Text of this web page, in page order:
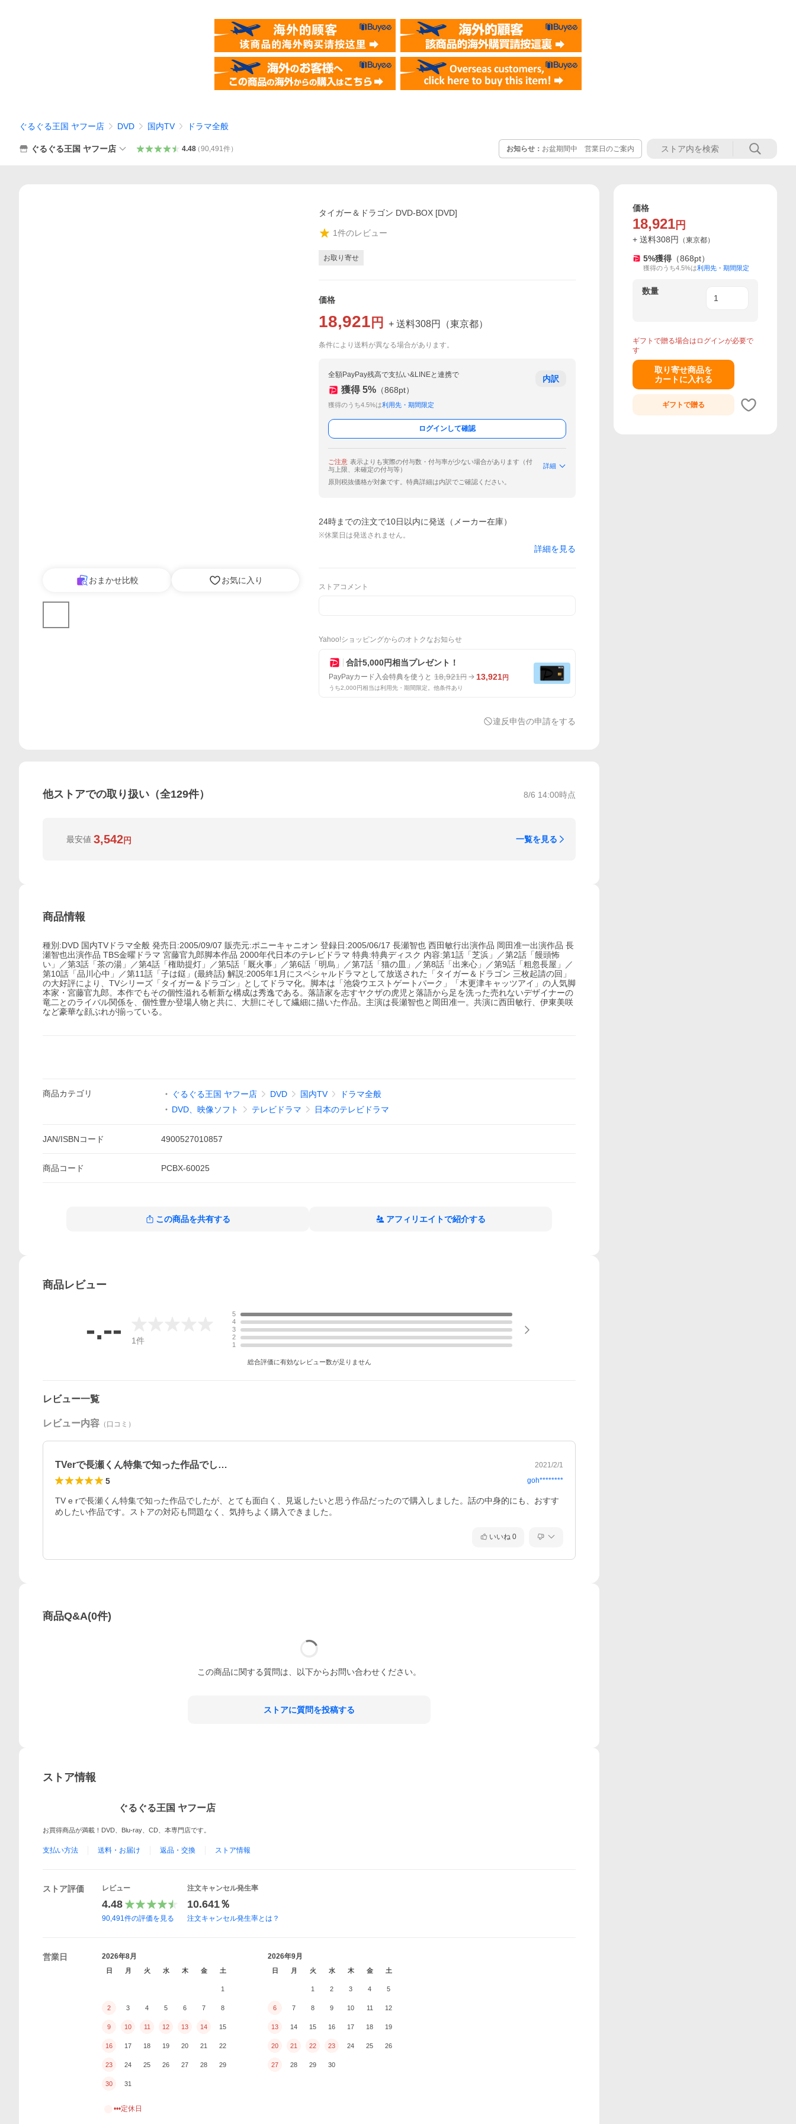
ぐるぐる王国 ヤフー店 DVD 国内TV ドラマ全般
ぐるぐる王国 ヤフー店 4.48（90,491件） お知らせ： お盆期間中 営業日のご案内
おまかせ比較 お気に入り
タイガー＆ドラゴン DVD-BOX [DVD]
1件のレビュー
お取り寄せ
価格
18,921 円 + 送料308円 （東京都）
条件により送料が異なる場合があります。
全額PayPay残高で支払い&LINEと連携で
獲得 5% （868pt）
獲得のうち4.5%は利用先・期間限定
内訳
ログインして確認
ご注意 表示よりも実際の付与数・付与率が少ない場合があります（付
与上限、未確定の付与等）
詳細
原則税抜価格が対象です。特典詳細は内訳でご確認ください。
24時までの注文で10日以内に発送（メーカー在庫）
※休業日は発送されません。
詳細を見る
ストアコメント
Yahoo!ショッピングからのオトクなお知らせ
合計5,000円相当プレゼント！
PayPayカード入会特典を使うと 18,921円 13,921円
うち2,000円相当は利用先・期間限定。他条件あり
違反申告の申請をする
他ストアでの取り扱い（全129件） 8/6 14:00時点
最安値 3,542円 一覧を見る
商品情報
種別:DVD 国内TVドラマ全般 発売日:2005/09/07 販売元:ポニーキャニオン 登録日:2005/06/17 長瀬智也 西田敏行出演作品 岡田准一出演作品 長
瀬智也出演作品 TBS金曜ドラマ 宮藤官九郎脚本作品 2000年代日本のテレビドラマ 特典:特典ディスク 内容:第1話「芝浜」／第2話「饅頭怖
い」／第3話「茶の湯」／第4話「権助提灯」／第5話「厩火事」／第6話「明烏」／第7話「猫の皿」／第8話「出来心」／第9話「粗忽長屋」／
第10話「品川心中」／第11話「子は鎹」(最終話) 解説:2005年1月にスペシャルドラマとして放送された「タイガー＆ドラゴン 三枚起請の回」
の大好評により、TVシリーズ「タイガー＆ドラゴン」としてドラマ化。脚本は「池袋ウエストゲートパーク」「木更津キャッツアイ」の人気脚
本家・宮藤官九郎。本作でもその個性溢れる斬新な構成は秀逸である。落語家を志すヤクザの虎児と落語から足を洗った売れないデザイナーの
竜二とのライバル関係を、個性豊か登場人物と共に、大胆にそして繊細に描いた作品。主演は長瀬智也と岡田准一。共演に西田敏行、伊東美咲
など豪華な顔ぶれが揃っている。
商品カテゴリ ぐるぐる王国 ヤフー店 DVD 国内TV
ドラマ全般
DVD、映像ソフト
テレビドラマ 日本のテレビドラマ
JAN/ISBNコード 4900527010857
商品コード PCBX-60025
この商品を共有する アフィリエイトで紹介する
商品レビュー
-.-- 1件
5
4
3
2
1
総合評価に有効なレビュー数が足りません
レビュー一覧
レビュー内容 （口コミ）
TVerで長瀬くん特集で知った作品でし… 2021/2/1
5 goh********
TV e rで長瀬くん特集で知った作品でしたが、とても面白く、見返したいと思う作品だったので購入しました。話の中身的にも、おすす
めしたい作品です。ストアの対応も問題なく、気持ちよく購入できました。
いいね 0
商品Q&A(0件)
この商品に関する質問は、以下からお問い合わせください。
ストアに質問を投稿する
ストア情報
ぐるぐる王国 ヤフー店
お買得商品が満載！DVD、Blu-ray、CD、本専門店です。
支払い方法 送料・お届け 返品・交換 ストア情報
ストア評価 レビュー
4.48
90,491件の評価を見る
注文キャンセル発生率
10.641％
注文キャンセル発生率とは？
営業日 2026年8月
日 月 火 水 木 金 土
1
2 3 4 5 6 7 8
9 10 11 12 13 14 15
16 17 18 19 20 21 22
23 24 25 26 27 28 29
30 31
2026年9月
日 月 火 水 木 金 土
1 2 3 4 5
6 7 8 9 10 11 12
13 14 15 16 17 18 19
20 21 22 23 24 25 26
27 28 29 30
•••定休日
価格
18,921 円
+ 送料308円 （東京都）
5%獲得 （868pt）
獲得のうち4.5%は利用先・期間限定
数量
ギフトで贈る場合はログインが必要で
す
取り寄せ商品を
カートに入れる
ギフトで贈る